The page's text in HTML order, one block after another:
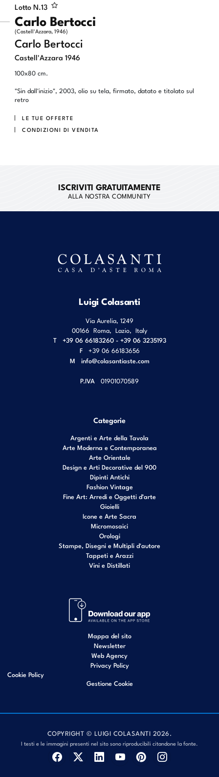
Lotto N.13
Carlo Bertocci
(Castell'Azzara, 1946)
Carlo Bertocci
Castell'Azzara 1946
100x80 cm.
"Sin dall'inizio", 2003, olio su tela, firmato, datato e titolato sul
retro
LE TUE OFFERTE
CONDIZIONI DI VENDITA
ISCRIVITI GRATUITAMENTE
ALLA NOSTRA COMMUNITY
Luigi Colasanti
Via Aurelia, 1249
00166 Roma Lazio Italy
T
+39 06 66183260 - +39 06 3235193
F
+39 06 66183656
M info@colasantiaste.com
P.IVA 01901070589
Categorie
Argenti e Arte della Tavola
Arte Moderna e Contemporanea
Arte Orientale
Design e Arti Decorative del 900
Dipinti Antichi
Fashion Vintage
Fine Art: Arredi e Oggetti d’arte
Gioielli
Icone e Arte Sacra
Micromosaici
Orologi
Stampe, Disegni e Multipli d'autore
Tappeti e Arazzi
Vini e Distillati
Mappa del sito
Newsletter
Web Agency
Privacy Policy
Cookie Policy
Gestione Cookie
COPYRIGHT © LUIGI COLASANTI 2026.
I testi e le immagini presenti nel sito sono riproducibili citandone la fonte.